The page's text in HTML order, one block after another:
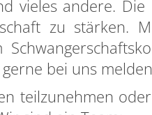
vieles andere.
zu stärken.
bei uns
teilzunehmen